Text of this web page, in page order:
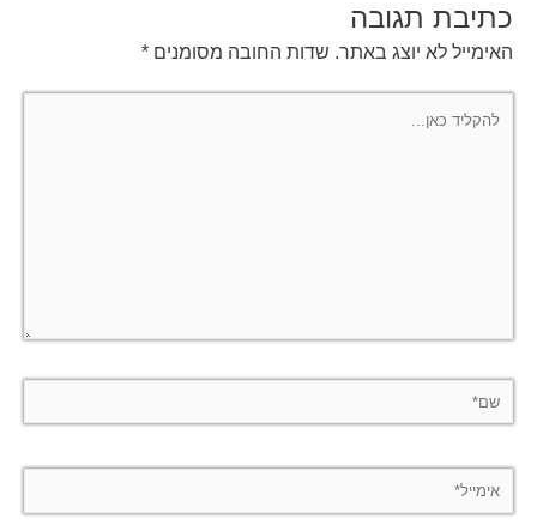
כתיבת תגובה
האימייל לא יוצג באתר. שדות החובה מסומנים *
כאן...